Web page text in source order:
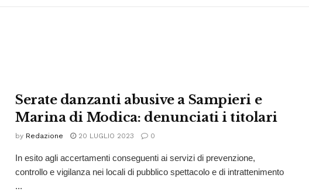
Serate danzanti abusive a Sampieri e
Marina di Modica: denunciati i titolari
by Redazione 20 LUGLIO 2023 0
In esito agli accertamenti conseguenti ai servizi di prevenzione,
controllo e vigilanza nei locali di pubblico spettacolo e di intrattenimento
...